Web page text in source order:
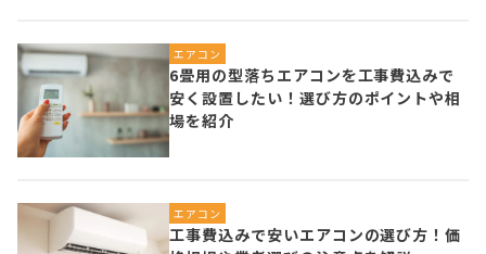
エアコン
6畳用の型落ちエアコンを工事費込みで
安く設置したい！選び方のポイントや相
場を紹介
エアコン
工事費込みで安いエアコンの選び方！価